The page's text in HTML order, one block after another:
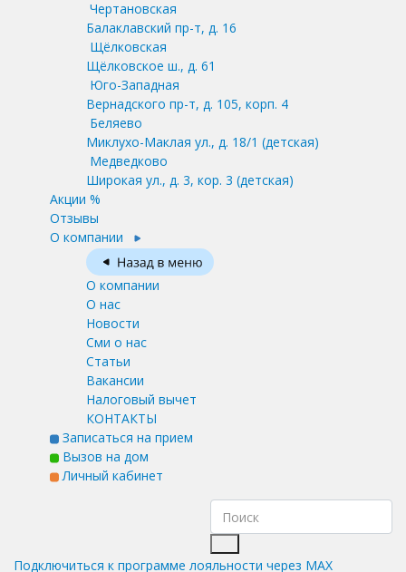
Чертановская
Балаклавский пр-т, д. 16
Щёлковская
Щёлковское ш., д. 61
Юго-Западная
Вернадского пр-т, д. 105, корп. 4
Беляево
Миклухо-Маклая ул., д. 18/1 (детская)
Медведково
Широкая ул., д. 3, кор. 3 (детская)
Акции %
Отзывы
О компании
О компании
О нас
Новости
Сми о нас
Статьи
Вакансии
Налоговый вычет
КОНТАКТЫ
Записаться на прием
Вызов на дом
Личный кабинет
Подключиться к программе лояльности через MAX